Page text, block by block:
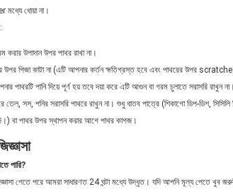
ধোয়া না।
করার উপাদান উপর পাথর রাখা না।
উপর পিজা কাটা না (এটি আপনার কর্তন ক্ষতিগ্রস্ত হবে এবং পাথরের উপর
পাথরটি পানি দিয়ে পূর্ণ হয় তবে দয়া করে এটি আগুন বা গরম চুলাতে সরাসরি রাখুন
তেল, সস, পনির সরাসরি পাথরে রাখুন না। শুধু ধাতব পাত্রে (শিকাগো ডিপ-ডিশ, সিসিলি
বা পাথর উপর স্থাপন করার আগে পাথর কাগজ।
পারি?
পেতে পরে আমরা সাধারণত 24 ঘন্টা মধ্যে উদ্ধৃত। যদি আপনি মূল্য